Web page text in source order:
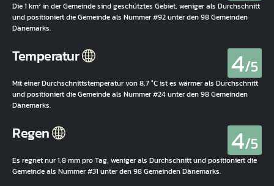
Die 1 km² in der Gemeinde sind geschütztes Gebiet, weniger als Durchschnitt
und positioniert die Gemeinde als Nummer #92 unter den 98 Gemeinden
Dänemarks.
Temperatur 4/5
Mit einer Durchschnittstemperatur von 8,7 °C ist es wärmer als Durchschnitt
und positioniert die Gemeinde als Nummer #24 unter den 98 Gemeinden
Dänemarks.
Regen 4/5
Es regnet nur 1,8 mm pro Tag, weniger als Durchschnitt und positioniert die
Gemeinde als Nummer #31 unter den 98 Gemeinden Dänemarks.